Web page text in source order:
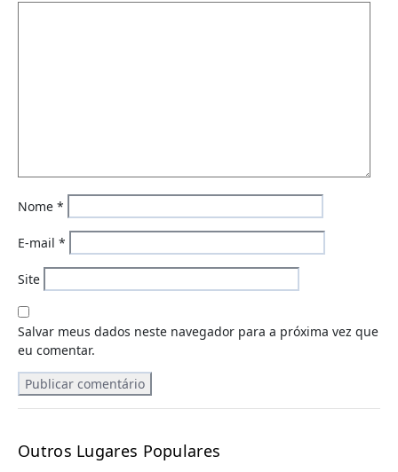
Nome *
E-mail *
Site
Salvar meus dados neste navegador para a próxima vez que
eu comentar.
Outros Lugares Populares